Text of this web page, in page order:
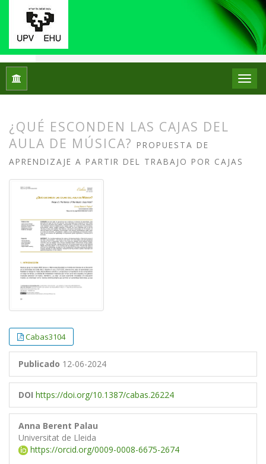
Inicio Núm. 31 (2024): Monográfico: Didáctica
¿QUÉ ESCONDEN LAS CAJAS DEL
AULA DE MÚSICA? PROPUESTA DE
APRENDIZAJE A PARTIR DEL TRABAJO POR CAJAS
Cabas3104
Publicado 12-06-2024
DOI https://doi.org/10.1387/cabas.26224
Anna Berent Palau
Universitat de Lleida
https://orcid.org/0009-0008-6675-2674